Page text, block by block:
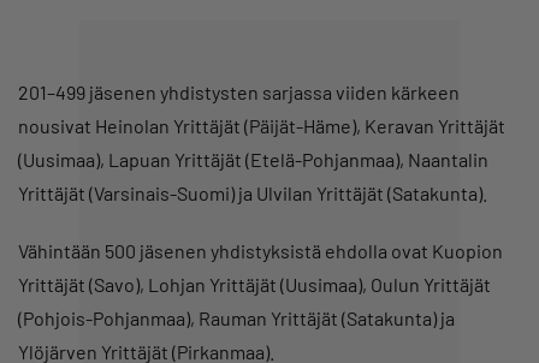
201–499 jäsenen yhdistysten sarjassa viiden kärkeen
nousivat Heinolan Yrittäjät (Päijät-Häme), Keravan Yrittäjät
(Uusimaa), Lapuan Yrittäjät (Etelä-Pohjanmaa), Naantalin
Yrittäjät (Varsinais-Suomi) ja Ulvilan Yrittäjät (Satakunta).
Vähintään 500 jäsenen yhdistyksistä ehdolla ovat Kuopion
Yrittäjät (Savo), Lohjan Yrittäjät (Uusimaa), Oulun Yrittäjät
(Pohjois-Pohjanmaa), Rauman Yrittäjät (Satakunta) ja
Ylöjärven Yrittäjät (Pirkanmaa).